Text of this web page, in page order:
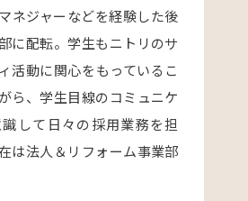
ネジャーなどを経験した後
に配転。学生もニトリのサ
活動に関心をもっているこ
ら、学生目線のコミュニケ
して日々の採用業務を担
は法人＆リフォーム事業部